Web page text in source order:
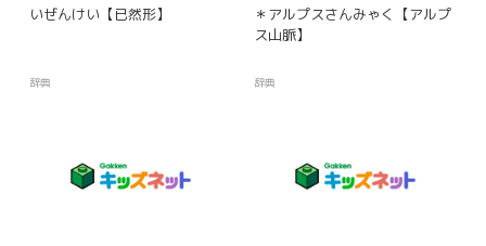
いぜんけい【已然形】
辞典
＊アルプスさんみゃく【アルプ
ス山脈】
辞典